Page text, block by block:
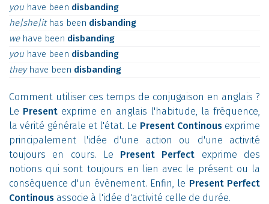
you have been disbanding
he|she|it has been disbanding
we have been disbanding
you have been disbanding
they have been disbanding
Comment utiliser ces temps de conjugaison en anglais ?
Le Present exprime en anglais l'habitude, la fréquence,
la vérité générale et l'état. Le Present Continousexprime
principalement l'idée d'une action ou d'une activité
toujours en cours. Le Present Perfect exprime des
notions qui sont toujours en lien avec le présent ou la
conséquence d'un évènement. Enfin, le Present Perfect
Continous associe à l'idée d'activité celle de durée.